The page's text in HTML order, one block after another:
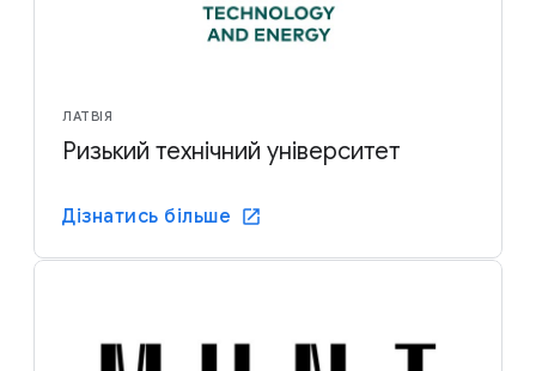
ЛАТВІЯ
Ризький технічний університет
Дізнатись більше